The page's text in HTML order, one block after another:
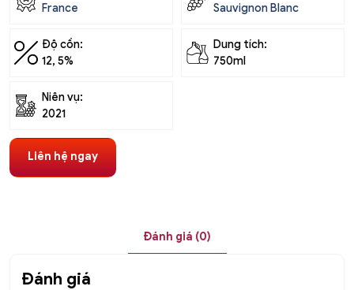
Liên hệ ngay
France
Sauvignon Blanc
Độ cồn:
12, 5%
Dung tích:
750ml
Niên vụ:
2021
Đánh giá (0)
Đánh giá